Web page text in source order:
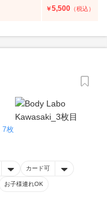
￥5,500 （税込）
7枚
カード可
お子様連れOK